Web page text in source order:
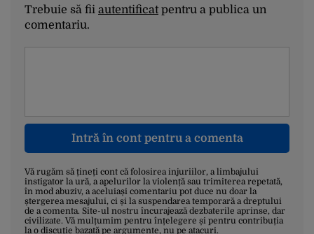
Trebuie să fii autentificatpentru a publica un
comentariu.
Intră în cont pentru a comenta
Vă rugăm să țineți cont că folosirea injuriilor, a limbajului
instigator la ură, a apelurilor la violență sau trimiterea repetată,
în mod abuziv, a aceluiași comentariu pot duce nu doar la
ștergerea mesajului, ci și la suspendarea temporară a dreptului
de a comenta. Site-ul nostru încurajează dezbaterile aprinse, dar
civilizate. Vă mulțumim pentru înțelegere și pentru contribuția
la o discuție bazată pe argumente, nu pe atacuri.